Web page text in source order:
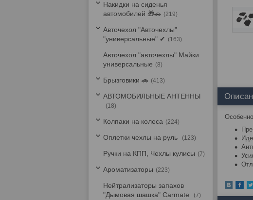
Накидки на сиденья
автомобилей 🎁🚗
219
Авточехол "Авточехлы"
"универсальные" ✔
163
Авточехол "авточехлы" Майки
универсальные
8
Брызговики 🚗 413
АВТОМОБИЛЬНЫЕ АНТЕННЫ
18
Колпаки на колеса 224
Оплетки чехлы на руль 123
Ручки на КПП, Чехлы кулисы 7
Ароматизаторы 223
Нейтрализаторы запахов
"Дымовая шашка" Carmate
7